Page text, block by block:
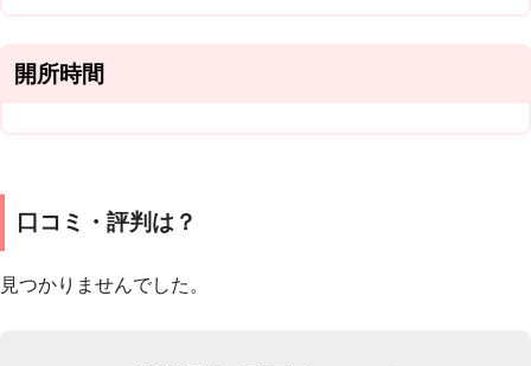
開所時間
口コミ・評判は？
見つかりませんでした。